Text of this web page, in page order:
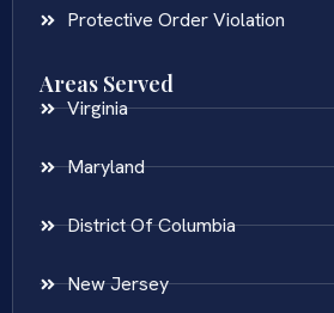
Protective Order Violation
Areas Served
Virginia
Maryland
District Of Columbia
New Jersey